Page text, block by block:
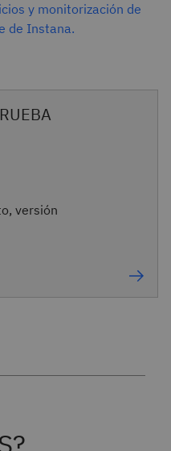
y monitorización de
de Instana.
versión